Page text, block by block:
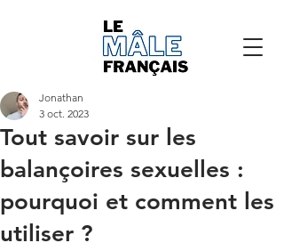
Tout savoir sur les
balançoires sexuelles :
pourquoi et comment les
utiliser ?
Jonathan
3 oct. 2023